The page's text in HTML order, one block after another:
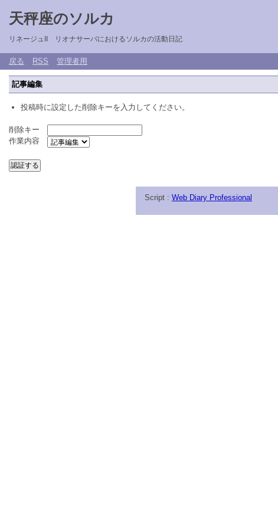
天秤座のソルカ
リネージュII リオナサーバにおけるソルカの活動日記
戻る RSS 管理者用
記事編集
投稿時に設定した削除キーを入力してください。
削除キー
作業内容
Script : Web Diary Professional